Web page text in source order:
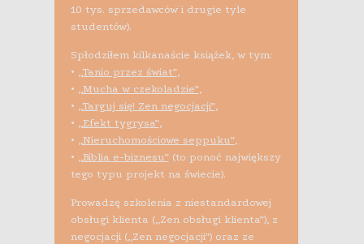
10 tys. sprzedawców i drugie tyle
studentów).
Spłodziłem kilkanaście książek, w tym:
• „Tanio przez świat”,
• „Mucha w czekoladzie”,
• „Targuj się! Zen negocjacji”,
• „Efekt tygrysa”,
• „Nieruchomościowe seppuku”,
• „Biblia e-biznesu”(to ponoć największy
tego typu projekt na świecie).
Prowadzę szkolenia z niestandardowej
obsługi klienta („Zen obsługi klienta”), z
negocjacji („Zen negocjacji”) oraz ze